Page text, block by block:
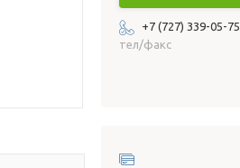
+7 (727) 339-05-75
тел/факс